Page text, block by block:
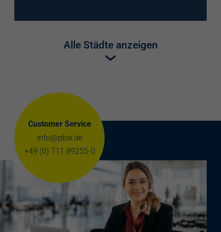
Alle Städte anzeigen
Customer Service
info@pbw.de
+49 (0) 711 89255-0